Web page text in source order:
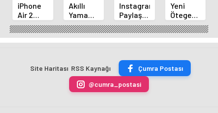
iPhone
Air 2
Tanıtımı
Yaklaşıyor:
5
Akıllı
Yama
Çevresel
Tehlikeleri
Titreşimle
Instagram,
Paylaşımlarda
Müzik
Değiştirme
Özelliğini
Yeni
Ötegezegen
Keşfi:
Türk
Bilim
Başarısı
Site Haritası RSS Kaynağı
Çumra Postası
@cumra_postasi